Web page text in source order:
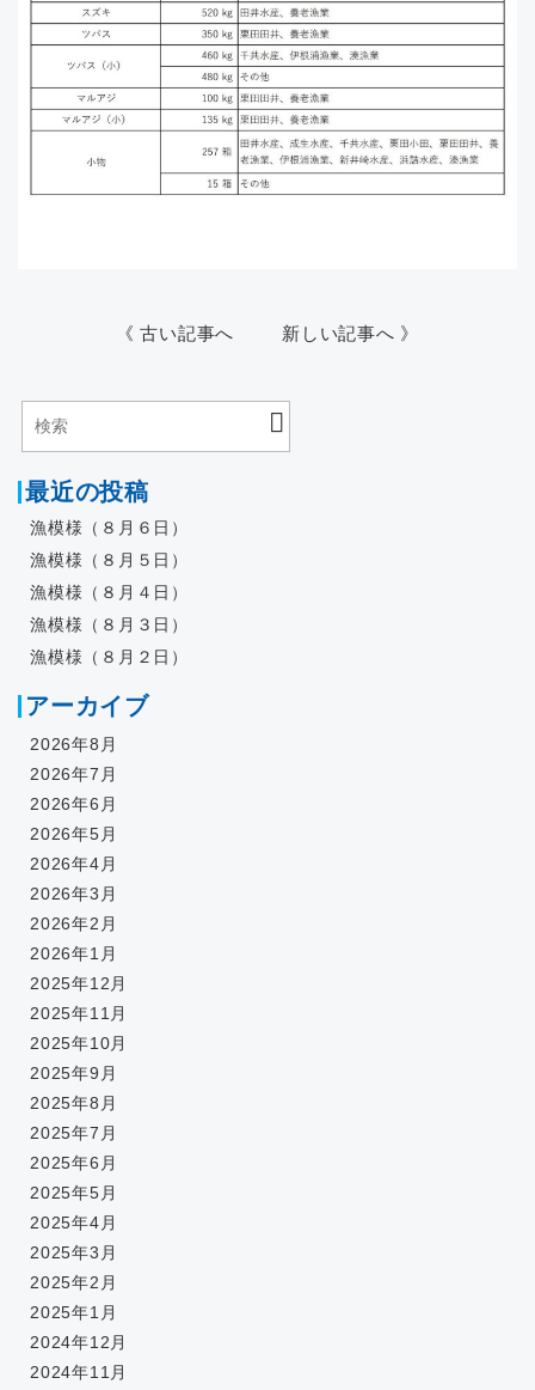
《 古い記事へ 新しい記事へ 》
最近の投稿
漁模様（８月６日）
漁模様（８月５日）
漁模様（８月４日）
漁模様（８月３日）
漁模様（８月２日）
アーカイブ
2026年8月
2026年7月
2026年6月
2026年5月
2026年4月
2026年3月
2026年2月
2026年1月
2025年12月
2025年11月
2025年10月
2025年9月
2025年8月
2025年7月
2025年6月
2025年5月
2025年4月
2025年3月
2025年2月
2025年1月
2024年12月
2024年11月